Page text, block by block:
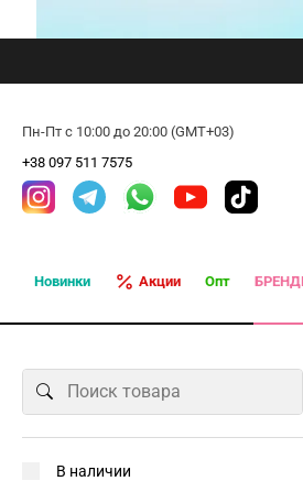
Пн-Пт с 10:00 до 20:00 (GMT+03)
+38 097 511 7575
Новинки Акции Опт
В наличии